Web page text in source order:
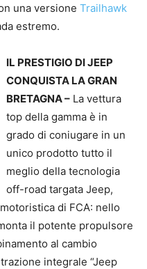
una versione Trailhawk
estremo.
IL PRESTIGIO DI JEEP
CONQUISTA LA GRAN
BRETAGNA – La vettura
top della gamma è in
grado di coniugare in un
unico prodotto tutto il
meglio della tecnologia
off-road targata Jeep,
di FCA: nello
il potente propulsore
al cambio
integrale “Jeep